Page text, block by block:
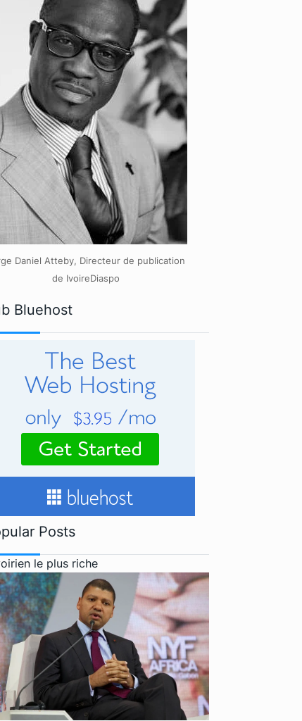
Daniel Atteby, Directeur de publication
de IvoireDiaspo
Bluehost
Posts
le plus riche